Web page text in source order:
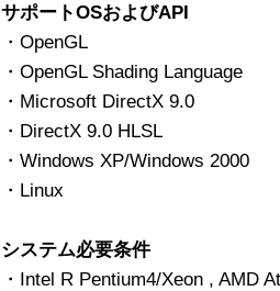
サポートOSおよびAPI
・OpenGL
・OpenGL Shading Language
・Microsoft DirectX 9.0
・DirectX 9.0 HLSL
・Windows XP/Windows 2000
・Linux
システム必要条件
・Intel R Pentium4/Xeon , AMD